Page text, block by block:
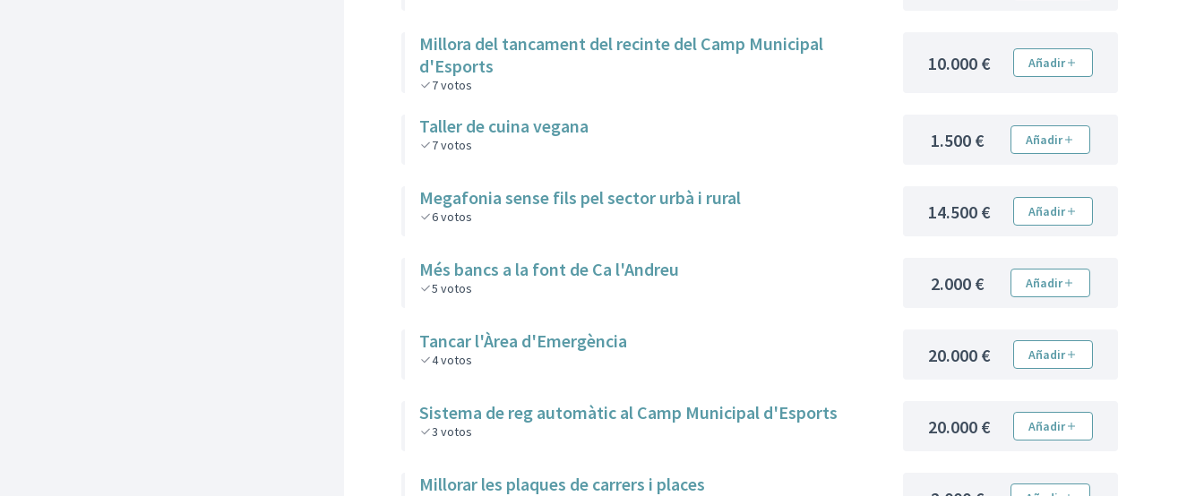
Millora del tancament del recinte del Camp Municipal
d'Esports
7votos
10.000 € Añadir
Taller de cuina vegana
7votos 1.500 € Añadir
Megafonia sense fils pel sector urbà i rural
6votos 14.500 € Añadir
Més bancs a la font de Ca l'Andreu
5 votos 2.000 € Añadir
Tancar l'Àrea d'Emergència
4votos 20.000 € Añadir
Sistema de reg automàtic al Camp Municipal d'Esports
3 votos 20.000 € Añadir
Millorar les plaques de carrers i places